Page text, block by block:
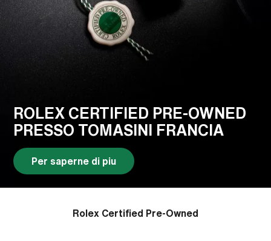
ROLEX CERTIFIED PRE-OWNED
PRESSO TOMASINI FRANCIA
Per saperne di piu
Rolex Certified Pre-Owned